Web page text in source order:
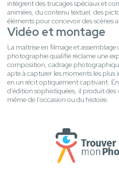
intègrent des trucages spéciaux et
animées, du contenu textuel, des
éléments pour concevoir des scènes
Vidéo et montage
La maîtrise en filmage et assemblage
photographie qualifié réclame une
composition, cadrage
apte à capturer les moments les
en un récit optiquement captivant.
d'édition sophistiquées, il produit des
même de l'occasion ou du histoire.